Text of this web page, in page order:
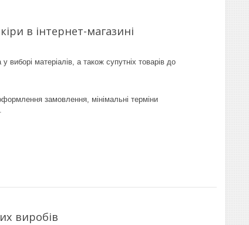
в інтернет-магазині
виборі матеріалів, а також супутніх товарів до
замовлення, мінімальні терміни
виробів